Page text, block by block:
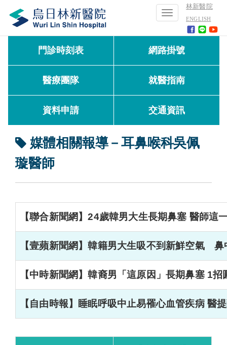
林新醫院
ENGLISH
Toggle
navigation
門診時刻表 網路掛號
醫療團隊 就醫指南
資料申請 交通資訊
媒體相關報導－耳鼻喉科吳佩
璇醫師
【聯合新聞網】24歲韓男大生長期鼻塞 醫師這
【壹蘋新聞網】韓籍男大生吸不到新鮮空氣
【中時新聞網】韓裔男「這原因」長期鼻塞 1
【自由時報】睡眠呼吸中止易罹心血管疾病 醫